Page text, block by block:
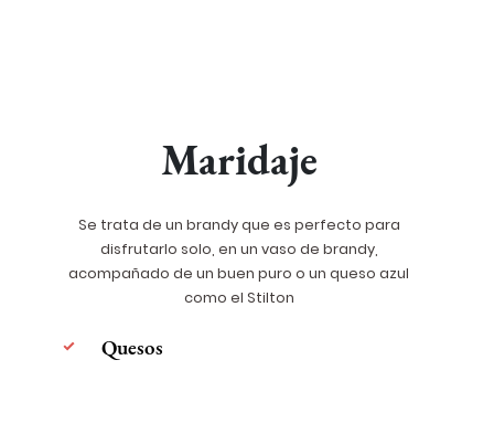
Maridaje
Se trata de un brandy que es perfecto para
disfrutarlo solo, en un vaso de brandy,
acompañado de un buen puro o un queso azul
como el Stilton
Quesos